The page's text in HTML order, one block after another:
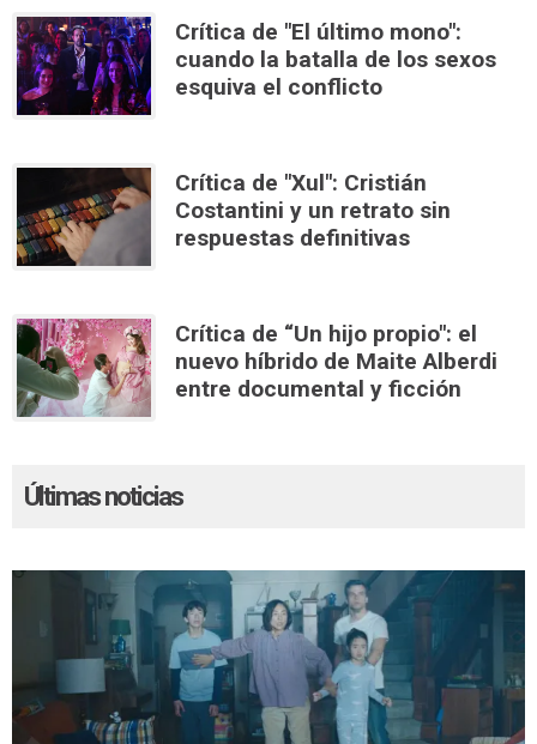
Crítica de "El último mono":
cuando la batalla de los sexos
esquiva el conflicto
Crítica de "Xul": Cristián
Costantini y un retrato sin
respuestas definitivas
Crítica de “Un hijo propio": el
nuevo híbrido de Maite Alberdi
entre documental y ficción
Últimas noticias